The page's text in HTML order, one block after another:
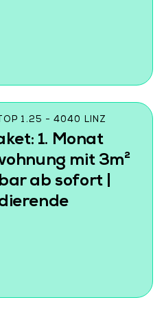
1.25 - 4040 LINZ
1. Monat
mit 3m²
ab sofort |